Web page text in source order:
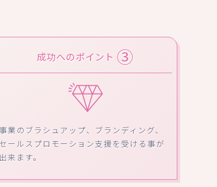
成功へのポイント ③
業のブラシュアップ、ブランディング、
ールスプロモーション支援を受ける事が
来ます。